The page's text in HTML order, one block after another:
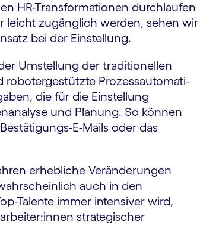
HR-Transfor­mationen durch­laufen
leicht zugänglich werden, sehen wir
bei der Einstellung.
Umstellung der traditionellen
roboter­gestützte Prozess­automati­
die für die Einstellung
und Planung. So können
E-Mails oder das
erhebliche Verän­derungen
auch in den
Talente immer intensiver wird,
strategischer